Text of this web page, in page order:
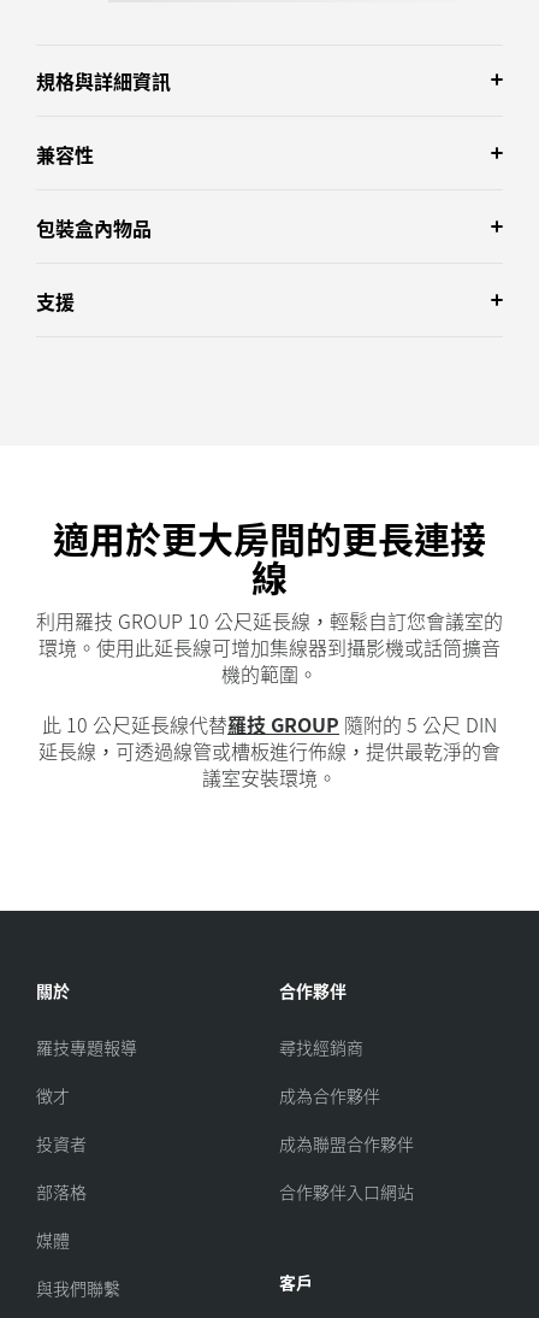
規格與詳細資訊
兼容性
包裝盒內物品
支援
適用於更大房間的更長連接
線
利用羅技 GROUP 10 公尺延長線，輕鬆自訂您會議室的
環境。使用此延長線可增加集線器到攝影機或話筒擴音
機的範圍。
此 10 公尺延長線代替羅技 GROUP 隨附的 5 公尺 DIN
延長線，可透過線管或槽板進行佈線，提供最乾淨的會
議室安裝環境。
關於
羅技專題報導
徵才
投資者
部落格
媒體
與我們聯繫
合作夥伴
尋找經銷商
成為合作夥伴
成為聯盟合作夥伴
合作夥伴入口網站
客戶